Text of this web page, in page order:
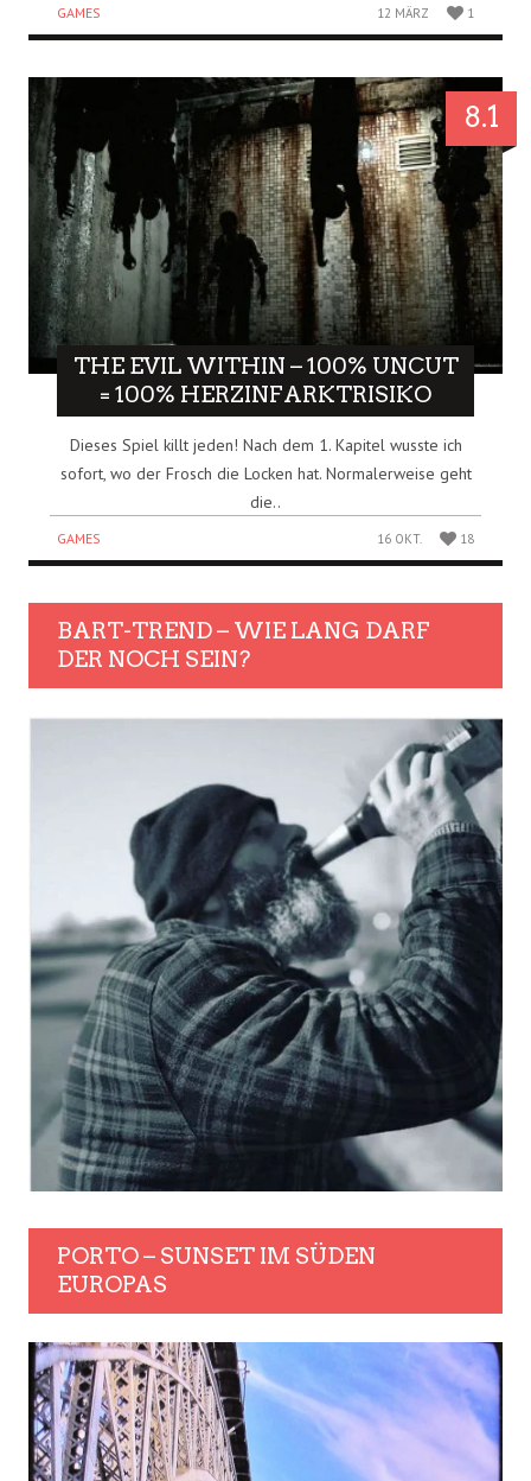
GAMES 12 MÄRZ 1
8.1
THE EVIL WITHIN – 100% UNCUT
= 100% HERZINFARKTRISIKO
Dieses Spiel killt jeden! Nach dem 1. Kapitel wusste ich
sofort, wo der Frosch die Locken hat. Normalerweise geht
die..
GAMES 16 OKT. 18
BART-TREND – WIE LANG DARF
DER NOCH SEIN?
PORTO – SUNSET IM SÜDEN
EUROPAS